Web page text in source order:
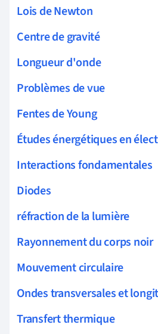
Lois de Newton
Centre de gravité
Longueur d'onde
Problèmes de vue
Fentes de Young
Études énergétiques en
Interactions fondamentales
Diodes
réfraction de la lumière
Rayonnement du corps noir
Mouvement circulaire
Ondes transversales et
Transfert thermique